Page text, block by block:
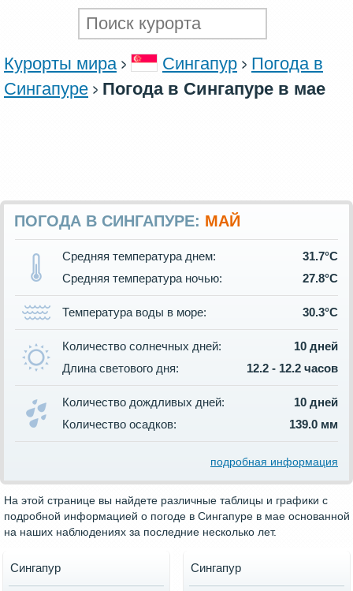
Курорты мира Сингапур
Погода в
Сингапуре
Погода в Сингапуре в мае
ПОГОДА В СИНГАПУРЕ: МАЙ
Средняя температура днем:
31.7°C
Средняя температура ночью:
27.8°C
Температура воды в море: 30.3°C
Количество солнечных дней:
10 дней
Длина светового дня:
12.2 - 12.2 часов
Количество дождливых дней:
10 дней
Количество осадков:
139.0 мм
подробная информация
На этой странице вы найдете различные таблицы и графики с
подробной информацией о погоде в Сингапуре в мае основанной
на наших наблюдениях за последние несколько лет.
Сингапур Сингапур